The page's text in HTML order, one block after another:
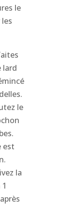
le
lard
le
est
la